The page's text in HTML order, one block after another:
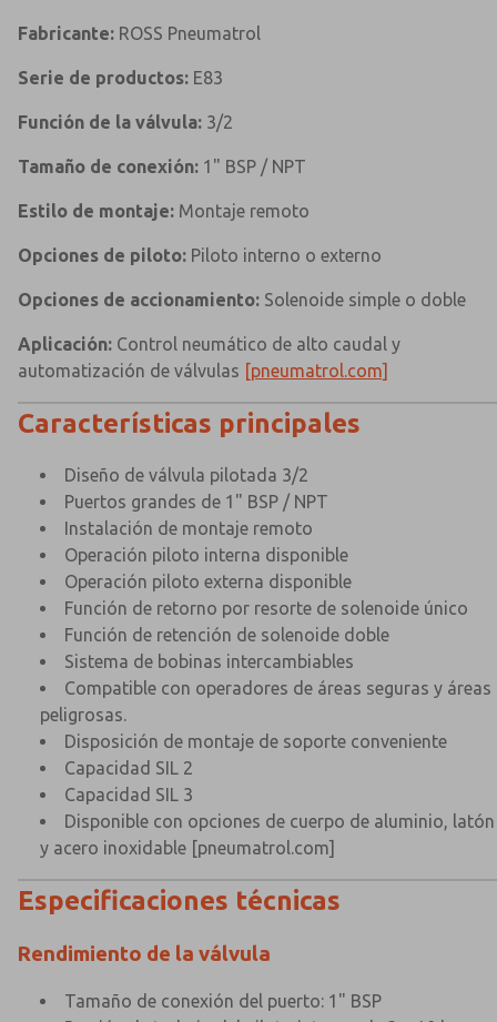
Fabricante: ROSS Pneumatrol
Serie de productos: E83
Función de la válvula: 3/2
Tamaño de conexión: 1" BSP / NPT
Estilo de montaje: Montaje remoto
Opciones de piloto: Piloto interno o externo
Opciones de accionamiento: Solenoide simple o doble
Aplicación: Control neumático de alto caudal y
automatización de válvulas [pneumatrol.com]
Características principales
Diseño de válvula pilotada 3/2
Puertos grandes de 1" BSP / NPT
Instalación de montaje remoto
Operación piloto interna disponible
Operación piloto externa disponible
Función de retorno por resorte de solenoide único
Función de retención de solenoide doble
Sistema de bobinas intercambiables
Compatible con operadores de áreas seguras y áreas
peligrosas.
Disposición de montaje de soporte conveniente
Capacidad SIL 2
Capacidad SIL 3
Disponible con opciones de cuerpo de aluminio, latón
y acero inoxidable [pneumatrol.com]
Especificaciones técnicas
Rendimiento de la válvula
Tamaño de conexión del puerto: 1" BSP